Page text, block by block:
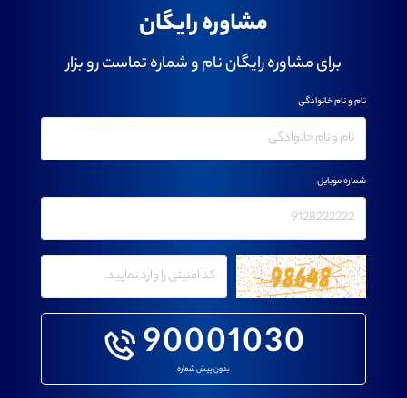
مشاوره رایگان
برای مشاوره رایگان نام و شماره تماست رو بزار
90001030
بدون پیش شماره
نام و نام خانوادگی
شماره موبایل